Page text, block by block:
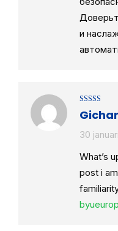
и
Gewaardeerd
4uit 5
30
What’s
post i